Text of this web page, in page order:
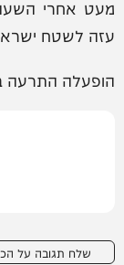
עזה לשטח
הופעלה התרעה
שלח תגובה על